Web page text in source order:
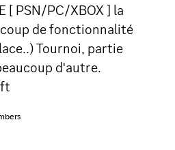
[ PSN/PC/XBOX ] la
de fonctionnalité
Tournoi, partie
d'autre.